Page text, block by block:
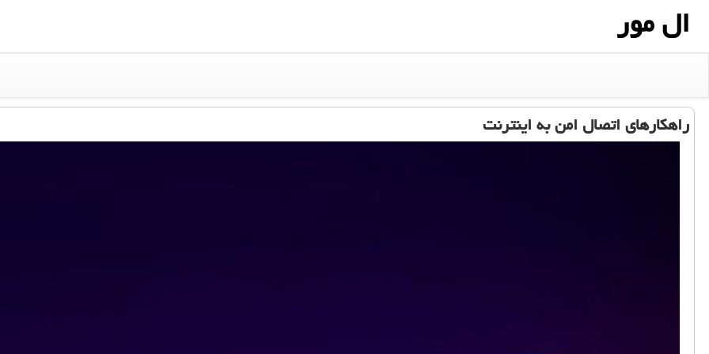
ال مور
راهکارهای اتصال امن به اینترنت